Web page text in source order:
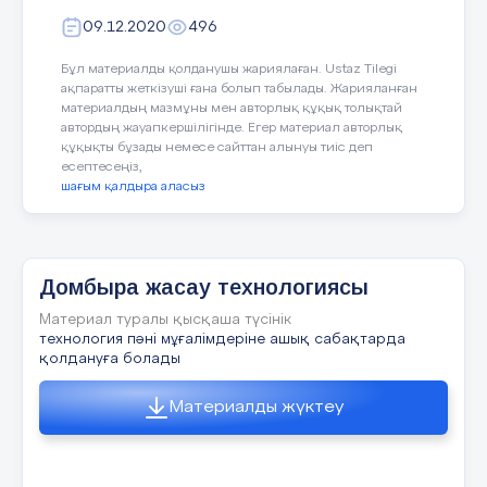
Шығармашылық жеке жұмыс «Шұлықтан
қуыршақ жасау» «Дизайнер» әдісі
13 слайд
Мазмұны
09.12.2020 496
Бұл материалды қолданушы жариялаған. Ustaz Tilegi
ақпаратты жеткізуші ғана болып табылады. Жарияланған
материалдың мазмұны мен авторлық құқық толықтай
автордың жауапкершілігінде. Егер материал авторлық
құқықты бұзады немесе сайттан алынуы тиіс деп
есептесеңіз,
шағым қалдыра аласыз
Домбыра жасау технологиясы
Материал туралы қысқаша түсінік
технология пәні мұғалімдеріне ашық сабақтарда
қолдануға болады
Материалды жүктеу